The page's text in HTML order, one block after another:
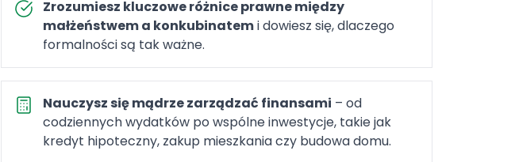
Zrozumiesz kluczowe różnice prawne między
małżeństwem a konkubinatemi dowiesz się, dlaczego
formalności są tak ważne.
Nauczysz się mądrze zarządzać finansami – od
codziennych wydatków po wspólne inwestycje, takie jak
kredyt hipoteczny, zakup mieszkania czy budowa domu.